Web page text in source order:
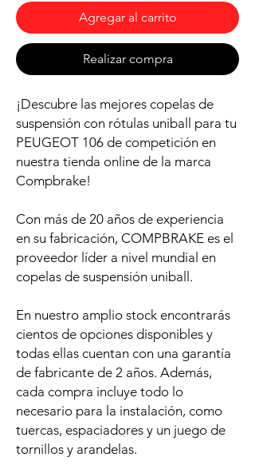
Agregar al carrito
Realizar compra
¡Descubre las mejores copelas de
suspensión con rótulas uniball para tu
PEUGEOT 106 de competición en
nuestra tienda online de la marca
Compbrake!
Con más de 20 años de experiencia
en su fabricación, COMPBRAKE es el
proveedor líder a nivel mundial en
copelas de suspensión uniball.
En nuestro amplio stock encontrarás
cientos de opciones disponibles y
todas ellas cuentan con una garantía
de fabricante de 2 años. Además,
cada compra incluye todo lo
necesario para la instalación, como
tuercas, espaciadores y un juego de
tornillos y arandelas.